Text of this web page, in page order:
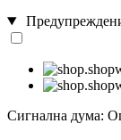
Сигнална дума: